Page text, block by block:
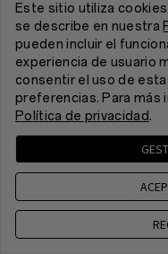
13.1 Nada de lo
interpretará como la
respecto a ninguna
patentes, patentes de
integrados, imagen
propiedad intelectual,
otorgantes de licencia.
expresamente todos
13.2 Si tiene cualquier
de propiedad
), haga
Este sitio utiliza
se describe en nuestra
pueden incluir el
experiencia de usuario
consentir el uso de
preferencias. Para más
Política de privacidad.